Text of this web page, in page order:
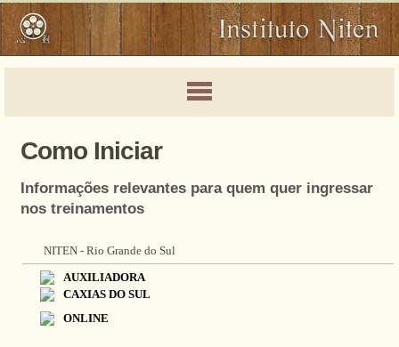
Como Iniciar
Informações relevantes para quem quer ingressar
nos treinamentos
NITEN - Rio Grande do Sul
AUXILIADORA
CAXIAS DO SUL
ONLINE